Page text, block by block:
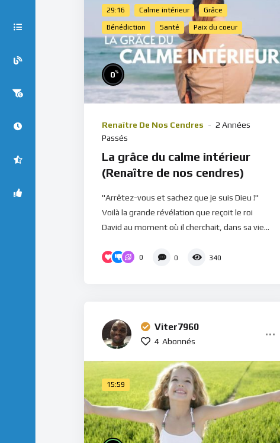
29:16 Calme intérieur Grâce
Bénédiction Santé Paix du coeur
0%
Renaître De Nos Cendres
2 Années
Passés
La grâce du calme intérieur
(Renaître de nos cendres)
"Arrêtez-vous et sachez que je suis Dieu !"
Voilà la grande révélation que reçoit le roi
David au moment où il cherchait, dans sa vie...
0 0 340
Viter7960
4 Abonnés
15:59